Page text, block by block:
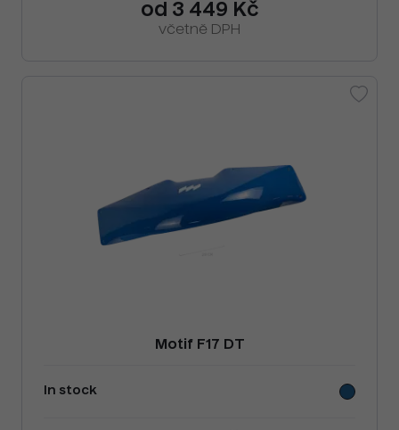
od 3 449 Kč
včetně DPH
Motif F17 DT
In stock